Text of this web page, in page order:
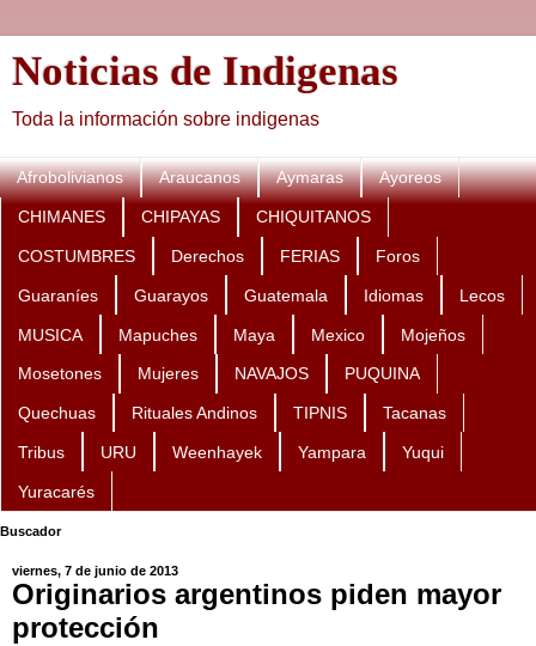
Noticias de Indigenas
Toda la información sobre indigenas
Afrobolivianos Araucanos Aymaras Ayoreos
CHIMANES CHIPAYAS CHIQUITANOS
COSTUMBRES Derechos FERIAS Foros
Guaraníes Guarayos Guatemala Idiomas Lecos
MUSICA Mapuches Maya Mexico Mojeños
Mosetones Mujeres NAVAJOS PUQUINA
Quechuas Rituales Andinos TIPNIS Tacanas
Tribus URU Weenhayek Yampara Yuqui
Yuracarés
Buscador
viernes, 7 de junio de 2013
Originarios argentinos piden mayor
protección